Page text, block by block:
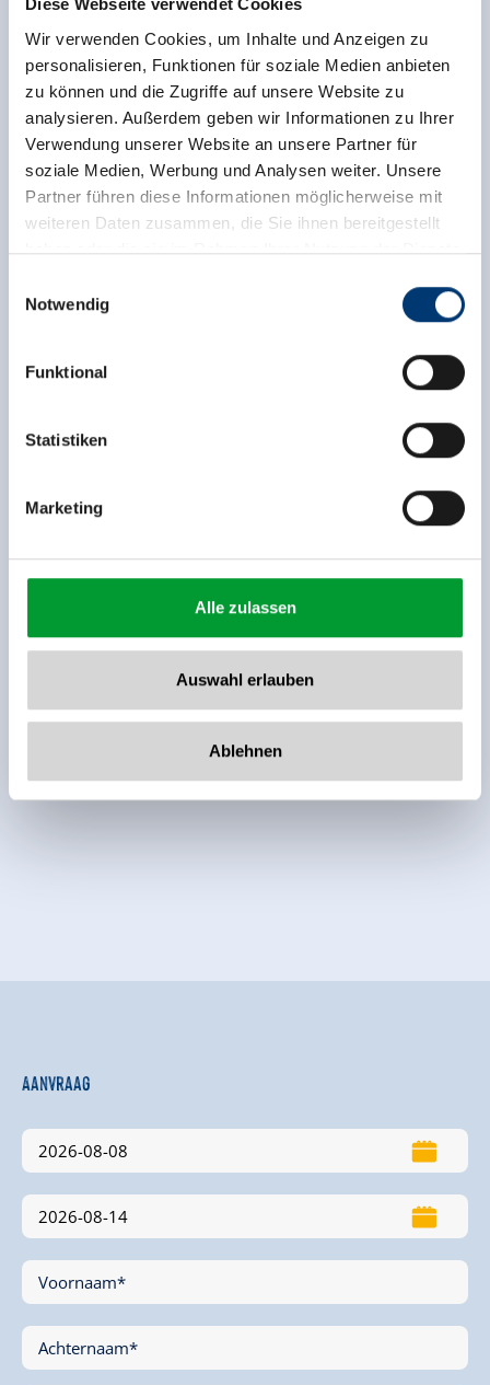
Diese Webseite verwendet Cookies
Wir verwenden Cookies, um Inhalte und Anzeigen zu
personalisieren, Funktionen für soziale Medien anbieten
zu können und die Zugriffe auf unsere Website zu
analysieren. Außerdem geben wir Informationen zu Ihrer
Verwendung unserer Website an unsere Partner für
soziale Medien, Werbung und Analysen weiter. Unsere
Partner führen diese Informationen möglicherweise mit
weiteren Daten zusammen, die Sie ihnen bereitgestellt
haben oder die sie im Rahmen Ihrer Nutzung der Dienste
Rohr 23// A-6280 Zell am Ziller
www.zillertalarena.com
Notwendig
Funktional
Statistiken
Marketing
Alle zulassen
Auswahl erlauben
Ablehnen
Aanvraag
Voornaam*
Achternaam*